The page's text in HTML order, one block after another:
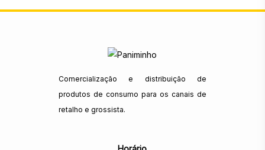
Comercialização e distribuição de
produtos de consumo para os canais de
retalho e grossista.